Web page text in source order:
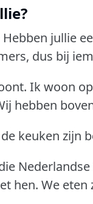
Hebben jullie
dus bij
Ik woon
hebben
keuken zijn
hen. We eten